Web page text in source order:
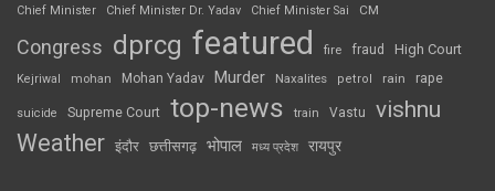
Chief Minister
Chief Minister Dr. Yadav Chief Minister Sai CM
Congress dprcg featured fire fraud High Court
Kejriwal mohan Mohan Yadav Murder Naxalites petrol rain rape
suicide Supreme Court top-news train Vastu vishnu
Weather इंदौर छत्तीसगढ़ भोपाल मध्य प्रदेश रायपुर